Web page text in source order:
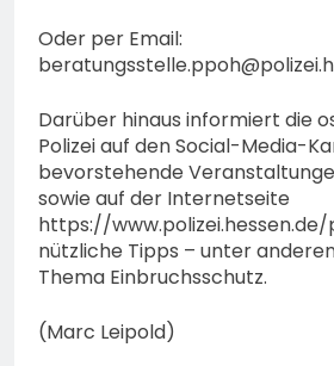
Oder per Email:
Darüber hinaus informiert die
Polizei auf den Social-Media-
bevorstehende
sowie auf der Internetseite
https://
nützliche Tipps – unter
Thema Einbruchsschutz.
(Marc Leipold)